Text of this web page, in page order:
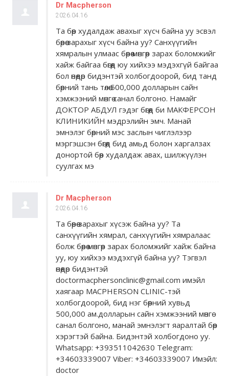
Dr Macpherson
2026.04.16
Та бөөр худалдаж авахыг хүсч байна уу эсвэл
бөөрөө зарахыг хүсч байна уу? Санхүүгийн
хямралын улмаас бөөрөө мөнгөөр ​​зарах боломжийг
хайж байгаа бөгөөд юу хийхээ мэдэхгүй байгаа
бол өнөөдөр бидэнтэй холбогдоорой, бид танд
бөөрний тань төлөө 500,000 долларын сайн
хэмжээний мөнгө санал болгоно. Намайг
ДОКТОР АБДУЛ гэдэг бөгөөд би МАКФЕРСОН
КЛИНИКИЙН мэдрэлийн эмч. Манай
эмнэлэг бөөрний мэс заслын чиглэлээр
мэргэшсэн бөгөөд бид амьд болон харгалзах
донортой бөөр худалдаж авах, шилжүүлэн
суулгах мэ
Dr Macpherson
2026.04.16
Та бөөрөө зарахыг хүсэж байна уу? Та
санхүүгийн хямрал, санхүүгийн хямралаас
болж бөөрөө мөнгөөр ​​зарах боломжийг хайж байна
уу, юу хийхээ мэдэхгүй байна уу? Тэгвэл
өнөөдөр бидэнтэй
doctormacphersonclinic@gmail.com имэйл
хаягаар MACPHERSON CLINIC-тэй
холбогдоорой, бид нэг бөөрний хувьд
500,000 ам.долларын сайн хэмжээний мөнгө
санал болгоно, манай эмнэлэгт яаралтай бөөр
хэрэгтэй байна. Бидэнтэй холбогдоно уу.
Whatsapp: +393511042630 Telegram:
+34603339007 Viber: +34603339007 Имэйл:
doctor